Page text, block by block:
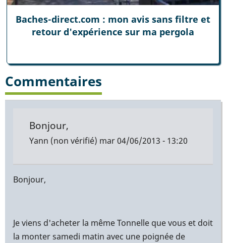
Baches-direct.com : mon avis sans filtre et
retour d'expérience sur ma pergola
Commentaires
Bonjour,
Yann (non vérifié) mar 04/06/2013 - 13:20
Bonjour,
Je viens d'acheter la même Tonnelle que vous et doit
la monter samedi matin avec une poignée de